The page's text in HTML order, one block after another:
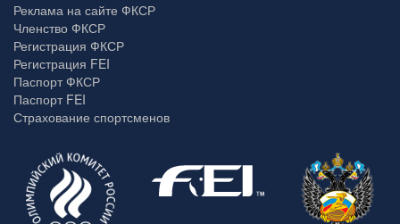
Реклама на сайте ФКСР
Членство ФКСР
Регистрация ФКСР
Регистрация FEI
Паспорт ФКСР
Паспорт FEI
Страхование спортсменов